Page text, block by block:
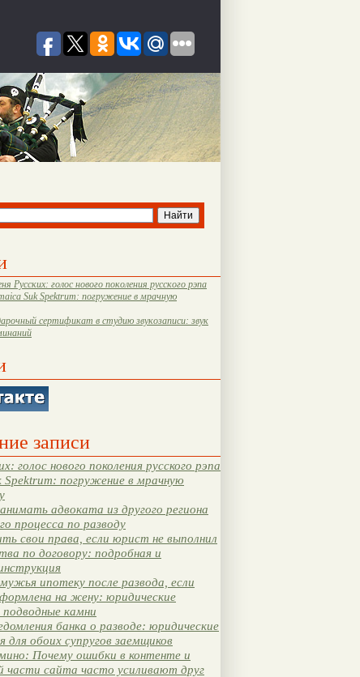
Русских: голос нового поколения русского рэпа
Suk Spektrum: погружение в мрачную
сертификат в студию звукозаписи: звук
записи
голос нового поколения русского рэпа
Spektrum: погружение в мрачную
адвоката из другого региона
процесса по разводу
свои права, если юрист не выполнил
по договору: подробная и
ипотеку после развода, если
на жену: юридические
камни
банка о разводе: юридические
для обоих супругов заемщиков
Почему ошибки в контенте и
части сайта часто усиливают друг